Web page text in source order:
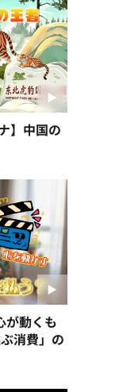
】中国の
が動くも
消費」の